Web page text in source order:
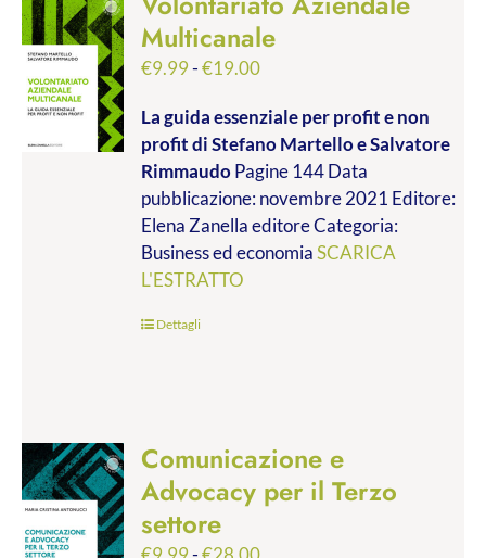
Multicanale
€9.99-€19.00Fascia
prezzo:
da
€9.99
a
€19.00
La guida essenziale per profit e non
profitdi Stefano Martello e Salvatore
RimmaudoPagine 144 Data
pubblicazione: novembre 2021 Editore:
Elena Zanella editore Categoria:
Business ed economiaSCARICA
L'ESTRATTO
Dettagli
Comunicazione e
Advocacy per il Terzo
settore
Fascia